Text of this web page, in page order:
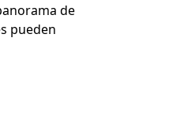
de
pueden